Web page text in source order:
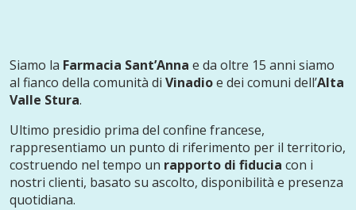
Siamo la Farmacia Sant’Anna e da oltre 15 anni siamo
al fianco della comunità di Vinadioe dei comuni dell’Alta
Valle Stura.
Ultimo presidio prima del confine francese,
rappresentiamo un punto di riferimento per il territorio,
costruendo nel tempo un rapporto di fiducia con i
nostri clienti, basato su ascolto, disponibilità e presenza
quotidiana.